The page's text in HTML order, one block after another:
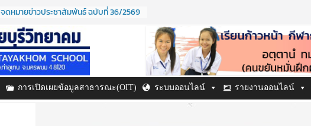
จดหมายข่าวประชาสัมพันธ์ ฉบับที่ 36/2569
ประจำเดือนมิถุนายน 2569
กิจกรรมต่อต้านยาเสพติด ปี ๒๕๖๙
กิจกรรมวันสุนทรภู่ ประจำปี ๒๕๖๙
จดหมายข่าวประชาสัมพันธ์ ฉบับที่ 38/2569
ประจำเดือนมิถุนายน 2569
จดหมายข่าวประชาสัมพันธ์ ฉบับที่ 37/2569
ประจำเดือนมิถุนายน 2569
การเปิดเผยข้อมูลสาธารณะ(OIT) ระบบออนไลน์ รายงานออนไลน์